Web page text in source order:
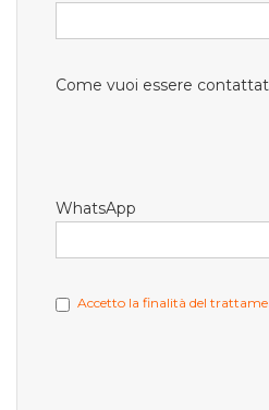
Come vuoi essere
WhatsApp
Accetto la finalità del